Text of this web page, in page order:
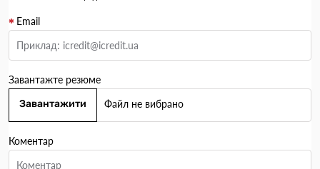
Email
Завантажте резюме
Завантажити Файл не вибрано
Коментар